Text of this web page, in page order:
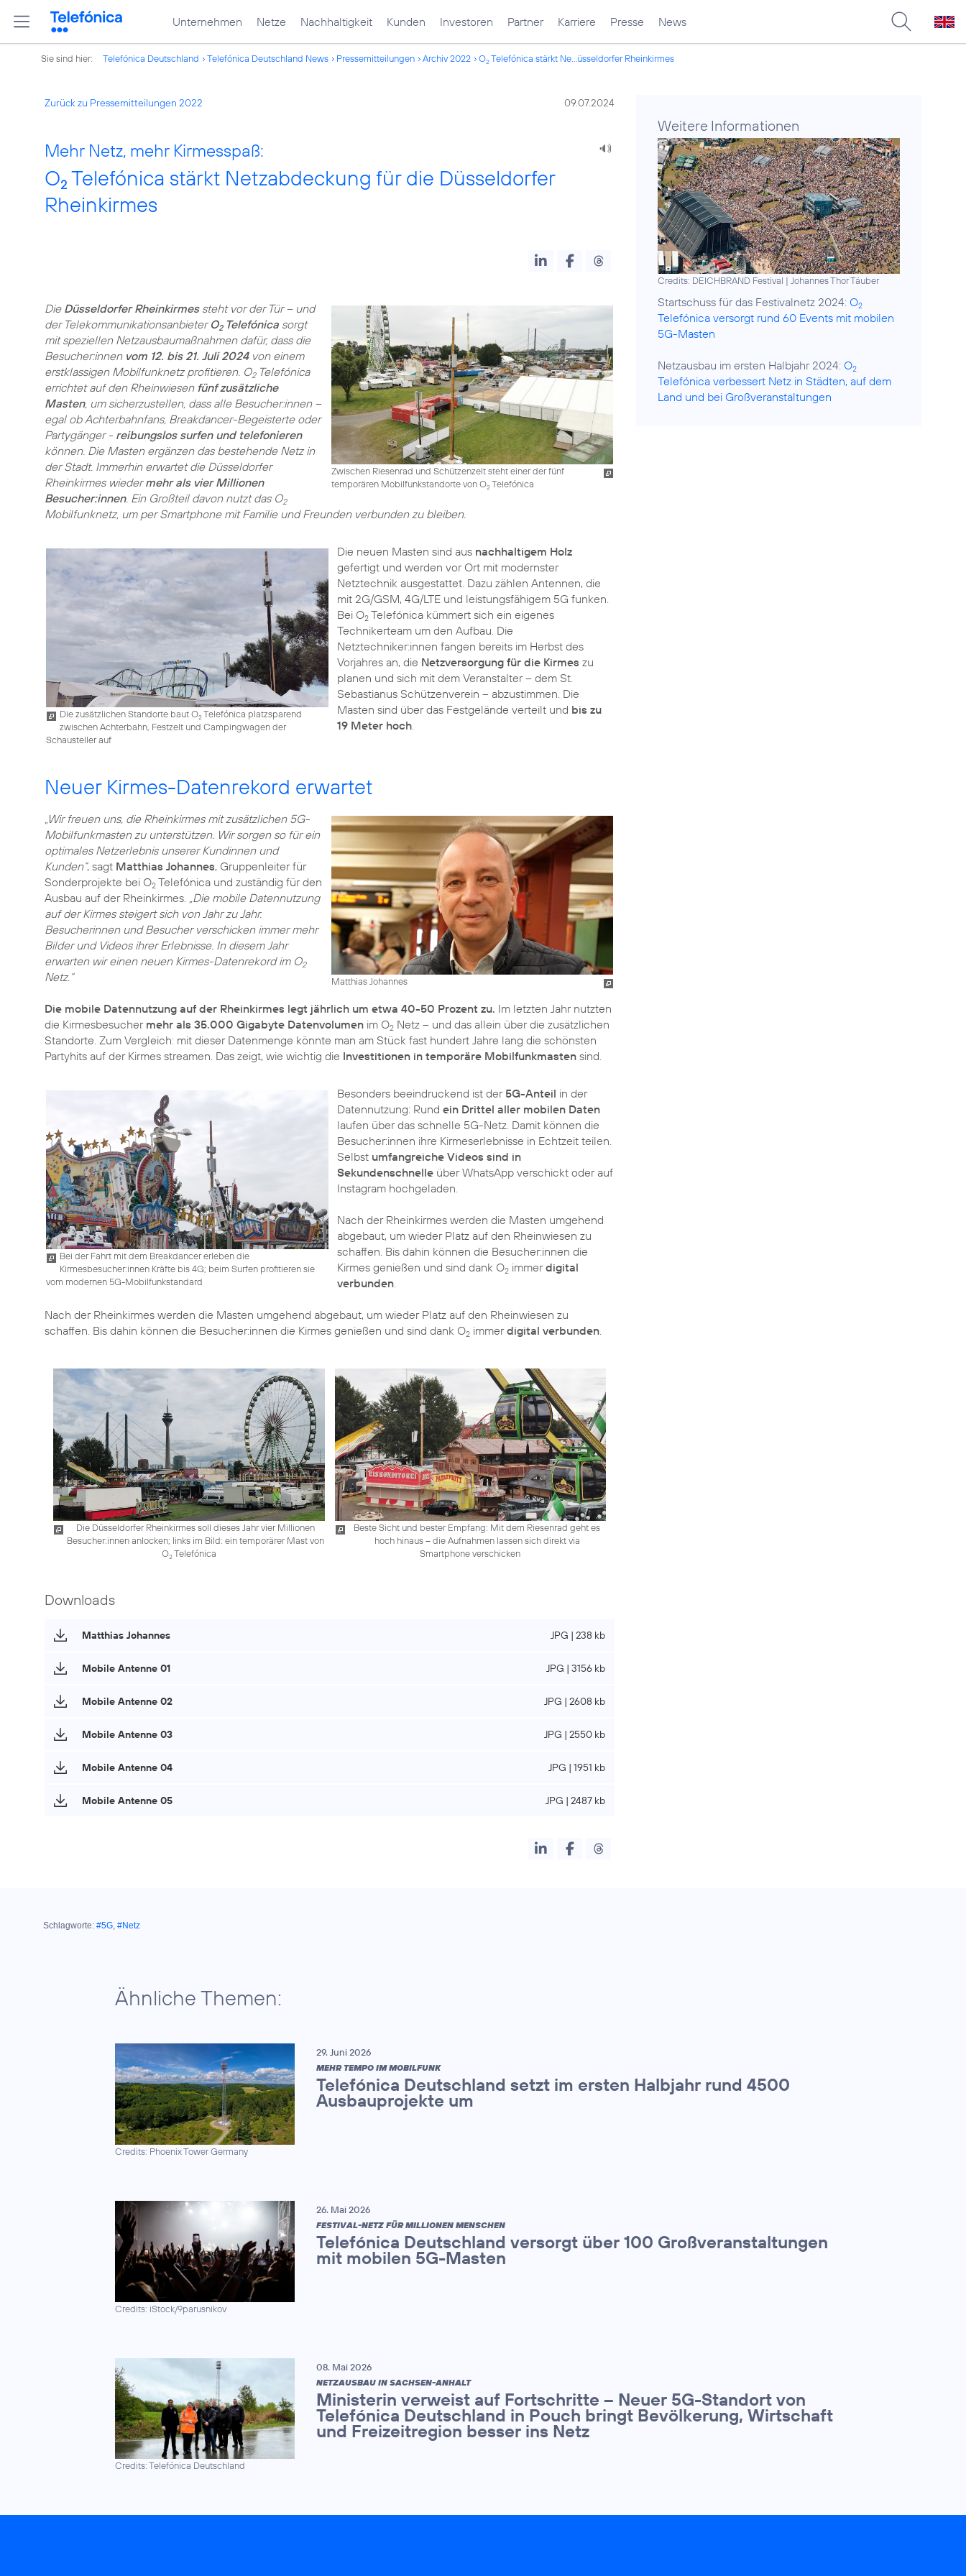
Unternehmen Netze Nachhaltigkeit Kunden Investoren Partner Karriere Presse News
Sie sind hier: Telefónica Deutschland Telefónica Deutschland News Pressemitteilungen Archiv 2022 O2Telefónica stärkt Ne...üsseldorfer Rheinkirmes
Zurück zu Pressemitteilungen 2022 09.07.2024
Mehr Netz, mehr Kirmesspaß:
O2 Telefónica stärkt Netzabdeckung für die Düsseldorfer
Rheinkirmes
Zwischen Riesenrad und Schützenzelt steht einer der fünf
temporären Mobilfunkstandorte von O2Telefónica
Die Düsseldorfer Rheinkirmessteht vor der Tür – und
der Telekommunikationsanbieter O2Telefónica sorgt
mit speziellen Netzausbaumaßnahmen dafür, dass die
Besucher:innen vom 12. bis 21. Juli 2024von einem
erstklassigen Mobilfunknetz profitieren. O2Telefónica
errichtet auf den Rheinwiesen fünf zusätzliche
Masten, um sicherzustellen, dass alle Besucher:innen –
egal ob Achterbahnfans, Breakdancer-Begeisterte oder
Partygänger - reibungslos surfen und telefonieren
können. Die Masten ergänzen das bestehende Netz in
der Stadt. Immerhin erwartet die Düsseldorfer
Rheinkirmes wiedermehr als vier Millionen
Besucher:innen. Ein Großteil davon nutzt das O2
Mobilfunknetz, um per Smartphone mit Familie und Freunden verbunden zu bleiben.
Die zusätzlichen Standorte baut O2Telefónica platzsparend
zwischen Achterbahn, Festzelt und Campingwagen der
Schausteller auf
Die neuen Masten sind aus nachhaltigem Holz
gefertigt und werden vor Ort mit modernster
Netztechnik ausgestattet. Dazu zählen Antennen, die
mit 2G/GSM, 4G/LTE und leistungsfähigem 5G funken.
Bei O2Telefónica kümmert sich ein eigenes
Technikerteam um den Aufbau. Die
Netztechniker:innen fangen bereits im Herbst des
Vorjahres an, die Netzversorgung für die Kirmes zu
planen und sich mit dem Veranstalter – dem St.
Sebastianus Schützenverein – abzustimmen. Die
Masten sind über das Festgelände verteilt und bis zu
19 Meter hoch.
Neuer Kirmes-Datenrekord erwartet
Matthias Johannes
„Wir freuen uns, die Rheinkirmes mit zusätzlichen 5G-
Mobilfunkmasten zu unterstützen. Wir sorgen so für ein
optimales Netzerlebnis unserer Kundinnen und
Kunden“, sagt Matthias Johannes, Gruppenleiter für
Sonderprojekte bei O2 Telefónica und zuständig für den
Ausbau auf der Rheinkirmes.
„Die mobile Datennutzung
auf der Kirmes steigert sich von Jahr zu Jahr.
Besucherinnen und Besucher verschicken immer mehr
Bilder und Videos ihrer Erlebnisse. In diesem Jahr
erwarten wir einen neuen Kirmes-Datenrekord im O2
Netz.“
Die mobile Datennutzung auf der Rheinkirmes legt jährlich um etwa 40-50 Prozent zu. Im letzten Jahr nutzten
die Kirmesbesucher mehr als 35.000 Gigabyte Datenvolumen im O2 Netz – und das allein über die zusätzlichen
Standorte. Zum Vergleich: mit dieser Datenmenge könnte man am Stück fast hundert Jahre lang die schönsten
Partyhits auf der Kirmes streamen. Das zeigt, wie wichtig die Investitionen in temporäre Mobilfunkmasten sind.
Bei der Fahrt mit dem Breakdancer erleben die
Kirmesbesucher:innen Kräfte bis 4G; beim Surfen profitieren sie
vom modernen 5G-Mobilfunkstandard
Besonders beeindruckend ist der5G-Anteil in der
Datennutzung: Rund ein Drittel aller mobilen Daten
laufen über das schnelle 5G-Netz. Damit können die
Besucher:innen ihre Kirmeserlebnisse in Echtzeit teilen.
Selbst umfangreiche Videos sind in
Sekundenschnelleüber WhatsApp verschickt oder auf
Instagram hochgeladen.
Nach der Rheinkirmes werden die Masten umgehend
abgebaut, um wieder Platz auf den Rheinwiesen zu
schaffen. Bis dahin können die Besucher:innen die
Kirmes genießen und sind dank O2immerdigital
verbunden.
Nach der Rheinkirmes werden die Masten umgehend abgebaut, um wieder Platz auf den Rheinwiesen zu
schaffen. Bis dahin können die Besucher:innen die Kirmes genießen und sind dank O2 immerdigital verbunden
Die Düsseldorfer Rheinkirmes soll dieses Jahr vier Millionen
Besucher:innen anlocken; links im Bild: ein temporärer Mast von
O2Telefónica
Beste Sicht und bester Empfang: Mit dem Riesenrad geht es
hoch hinaus – die Aufnahmen lassen sich direkt via
Smartphone verschicken
Downloads
Matthias Johannes JPG | 238 kb
Mobile Antenne 01 JPG | 3156 kb
Mobile Antenne 02 JPG | 2608 kb
Mobile Antenne 03 JPG | 2550 kb
Mobile Antenne 04 JPG | 1951 kb
Mobile Antenne 05 JPG | 2487 kb
Weitere Informationen
Credits: DEICHBRAND Festival | Johannes Thor Täuber
Startschuss für das Festivalnetz 2024:O2
Telefónica versorgt rund 60 Events mit mobilen
5G-Masten
Netzausbau im ersten Halbjahr 2024:O2
Telefónica verbessert Netz in Städten, auf dem
Land und bei Großveranstaltungen
Schlagworte: #5G, #Netz
Ähnliche Themen:
Credits: Phoenix Tower Germany
29. Juni 2026
MEHR TEMPO IM MOBILFUNK
Telefónica Deutschland setzt im ersten Halbjahr rund 4500
Ausbauprojekte um
Credits: iStock/9parusnikov
26. Mai 2026
FESTIVAL-NETZ FÜR MILLIONEN MENSCHEN
Telefónica Deutschland versorgt über 100 Großveranstaltungen
mit mobilen 5G-Masten
Credits: Telefónica Deutschland
08. Mai 2026
NETZAUSBAU IN SACHSEN-ANHALT
Ministerin verweist auf Fortschritte – Neuer 5G-Standort von
Telefónica Deutschland in Pouch bringt Bevölkerung, Wirtschaft
und Freizeitregion besser ins Netz